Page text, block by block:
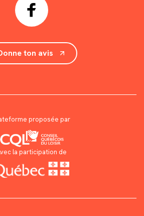
ton avis
proposée par
la participation de